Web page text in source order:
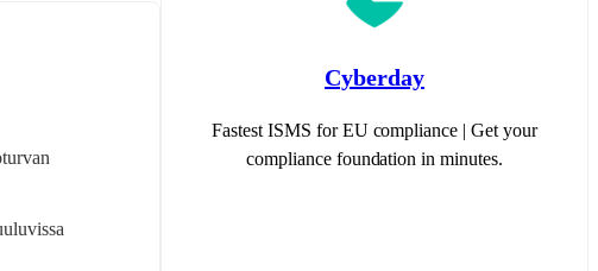
Cyberday
Fastest ISMS for EU compliance | Get your
compliance foundation in minutes.